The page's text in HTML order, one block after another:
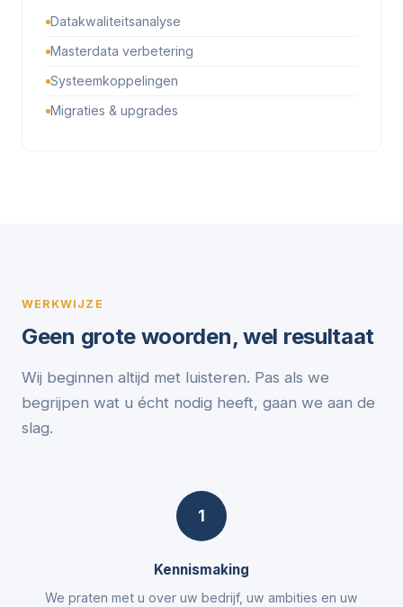
Datakwaliteitsanalyse
Masterdata verbetering
Systeemkoppelingen
Migraties & upgrades
WERKWIJZE
Geen grote woorden, wel resultaat
Wij beginnen altijd met luisteren. Pas als we
begrijpen wat u écht nodig heeft, gaan we aan de
slag.
1
Kennismaking
We praten met u over uw bedrijf, uw ambities en uw